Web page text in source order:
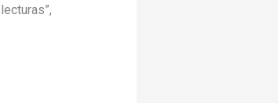
lecturas”,